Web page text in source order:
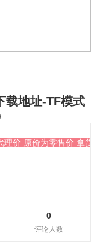
载地址-TF模式
理价 原价为零售价 拿货
0
评论人数